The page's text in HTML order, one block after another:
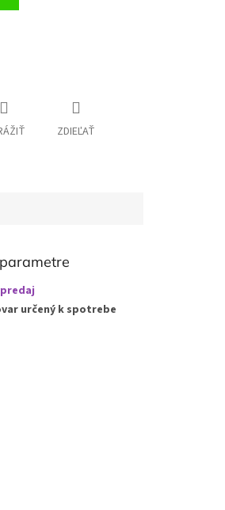
ZDIEĽAŤ
určený k spotrebe